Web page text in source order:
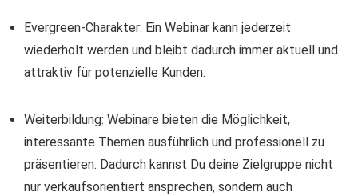
Evergreen-Charakter: Ein Webinar kann jederzeit
wiederholt werden und bleibt dadurch immer aktuell und
attraktiv für potenzielle Kunden.
Weiterbildung: Webinare bieten die Möglichkeit,
interessante Themen ausführlich und professionell zu
präsentieren. Dadurch kannst Du deine Zielgruppe nicht
nur verkaufsorientiert ansprechen, sondern auch